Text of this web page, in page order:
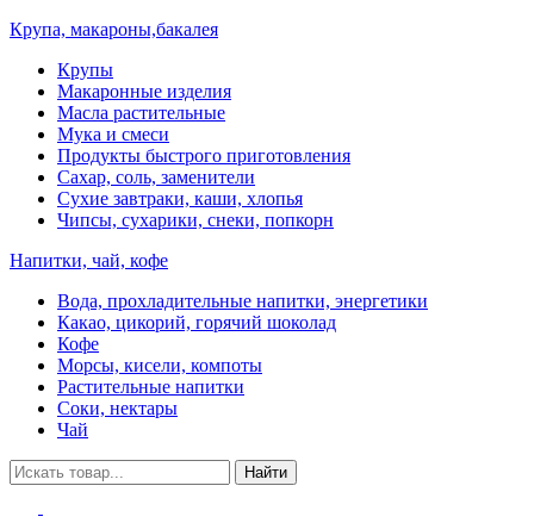
Крупа, макароны,бакалея
Крупы
Макаронные изделия
Масла растительные
Мука и смеси
Продукты быстрого приготовления
Сахар, соль, заменители
Сухие завтраки, каши, хлопья
Чипсы, сухарики, снеки, попкорн
Напитки, чай, кофе
Вода, прохладительные напитки, энергетики
Какао, цикорий, горячий шоколад
Кофе
Морсы, кисели, компоты
Растительные напитки
Соки, нектары
Чай
Найти